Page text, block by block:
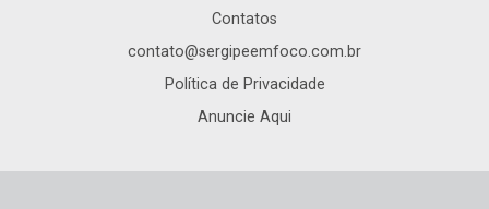
Contatos
contato@sergipeemfoco.com.br
Política de Privacidade
Anuncie Aqui